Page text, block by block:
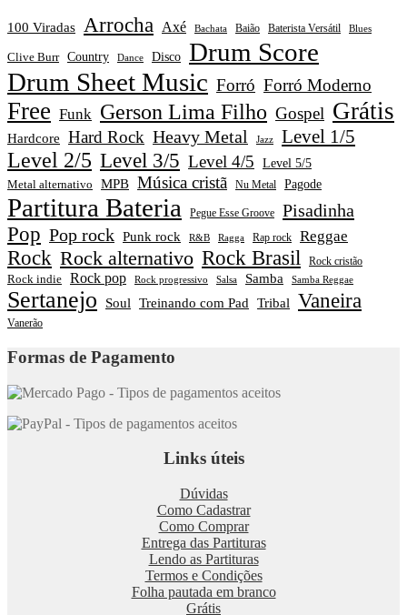
100 Viradas Arrocha Axé Bachata Baião Baterista Versátil Blues
Clive Burr Country Dance Disco Drum Score
Drum Sheet Music Forró Forró Moderno
Free Funk Gerson Lima Filho Gospel Grátis
Hardcore Hard Rock Heavy Metal Jazz Level 1/5
Level 2/5 Level 3/5 Level 4/5 Level 5/5
Metal alternativo MPB Música cristã Nu Metal Pagode
Partitura Bateria Pegue Esse Groove Pisadinha
Pop Pop rock Punk rock R&B Ragga Rap rock Reggae
Rock Rock alternativo Rock Brasil Rock cristão
Rock indie Rock pop Rock progressivo Salsa Samba Samba Reggae
Sertanejo Soul Treinando com Pad Tribal Vaneira
Vanerão
Formas de Pagamento
Links úteis
Dúvidas
Como Cadastrar
Como Comprar
Entrega das Partituras
Lendo as Partituras
Termos e Condições
Folha pautada em branco
Grátis